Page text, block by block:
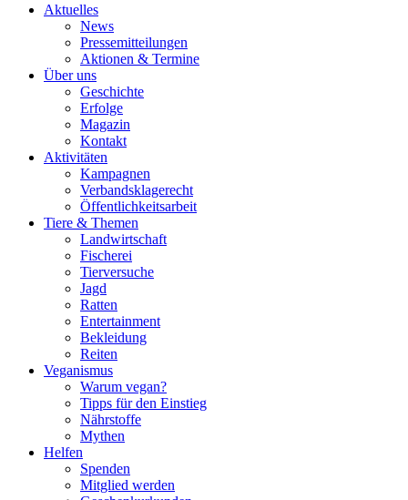
Aktuelles
News
Pressemitteilungen
Aktionen & Termine
Über uns
Geschichte
Erfolge
Magazin
Kontakt
Aktivitäten
Kampagnen
Verbandsklagerecht
Öffentlichkeitsarbeit
Tiere & Themen
Landwirtschaft
Fischerei
Tierversuche
Jagd
Ratten
Entertainment
Bekleidung
Reiten
Veganismus
Warum vegan?
Tipps für den Einstieg
Nährstoffe
Mythen
Helfen
Spenden
Mitglied werden